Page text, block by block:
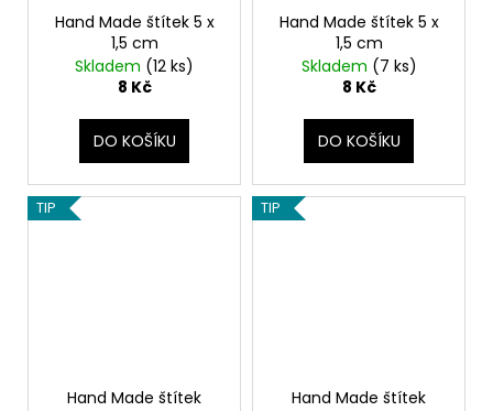
Hand Made štítek 5 x
1,5 cm
Skladem (12 ks)
8 Kč
DO KOŠÍKU
Hand Made štítek 5 x
1,5 cm
Skladem (7 ks)
8 Kč
DO KOŠÍKU
TIP
Hand Made štítek
TIP
Hand Made štítek